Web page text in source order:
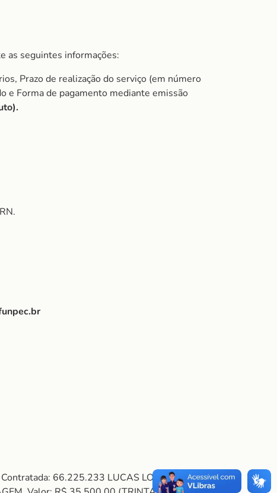
as seguintes informações:
Prazo de realização do serviço (em número
e Forma de pagamento mediante emissão
66.225.233 LUCAS LOPES